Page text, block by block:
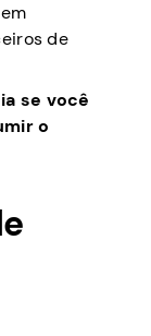
de
se você
o